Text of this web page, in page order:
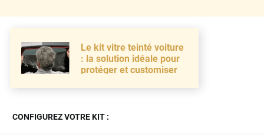
Le kit vitre teinté voiture
: la solution idéale pour
protéger et customiser
CONFIGUREZ VOTRE KIT :